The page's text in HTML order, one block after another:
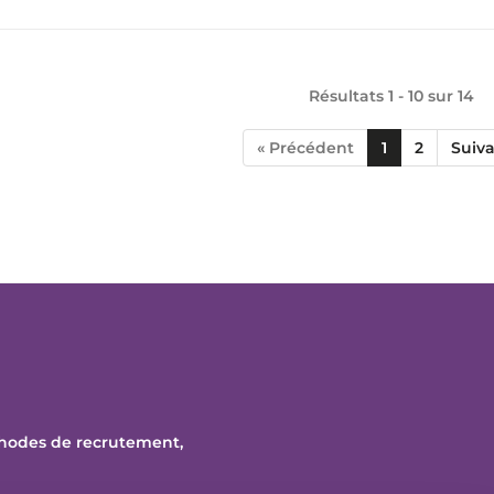
Résultats 1 - 10 sur 14
« Précédent 1 2
de recrutement,